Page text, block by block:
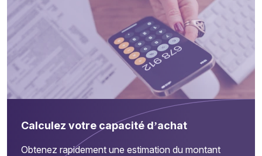
Calculez votre capacité d’achat
Obtenez rapidement une estimation du montant